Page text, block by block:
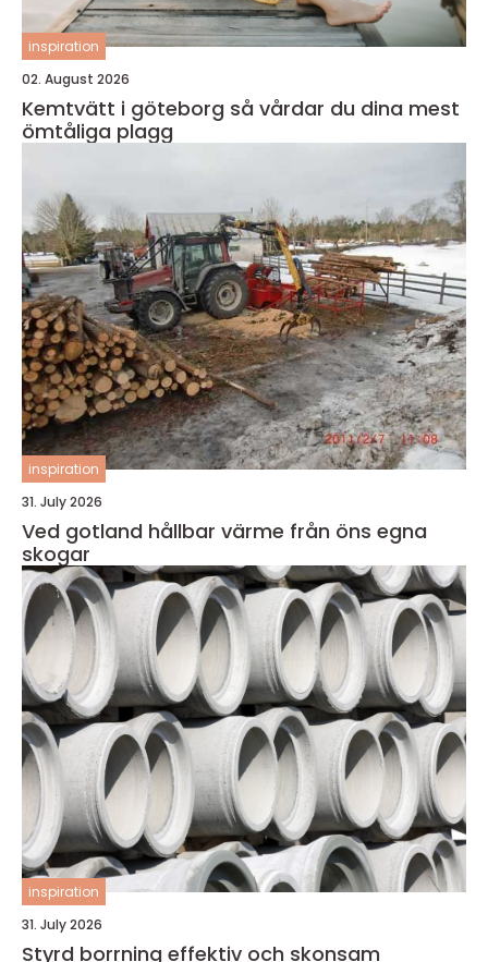
inspiration
02. August 2026
Kemtvätt i göteborg så vårdar du dina mest
ömtåliga plagg
inspiration
31. July 2026
Ved gotland hållbar värme från öns egna
skogar
inspiration
31. July 2026
Styrd borrning effektiv och skonsam